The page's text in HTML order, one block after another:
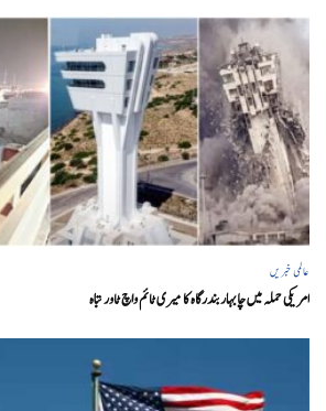
عالمی خبریں
امریکی حملہ میں چابہار بندرگاہ کا میری ٹائم واچ ٹاور تباہ